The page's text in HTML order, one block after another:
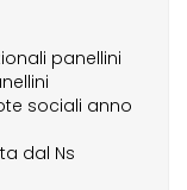
panellini
sociali anno
dal Ns